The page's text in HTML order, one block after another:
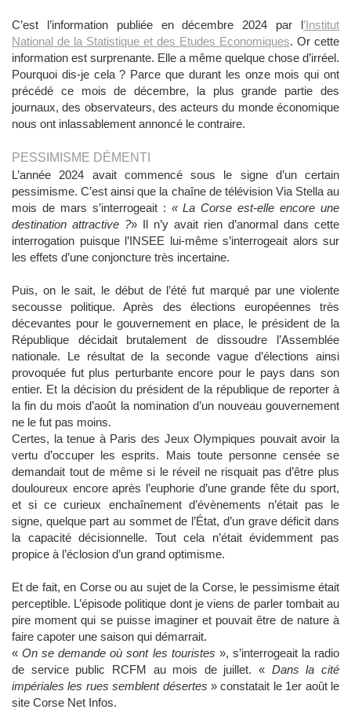
C’est l’information publiée en décembre 2024 par l’Institut
National de la Statistique et des Etudes Economiques. Or cette
information est surprenante. Elle a même quelque chose d’irréel.
Pourquoi dis-je cela ? Parce que durant les onze mois qui ont
précédé ce mois de décembre, la plus grande partie des
journaux, des observateurs, des acteurs du monde économique
nous ont inlassablement annoncé le contraire.
PESSIMISME DÉMENTI
L’année 2024 avait commencé sous le signe d’un certain
pessimisme. C’est ainsi que la chaîne de télévision Via Stella au
mois de mars s’interrogeait : « La Corse est-elle encore une
destination attractive ?» Il n’y avait rien d’anormal dans cette
interrogation puisque l’INSEE lui-même s’interrogeait alors sur
les effets d’une conjoncture très incertaine.
Puis, on le sait, le début de l’été fut marqué par une violente
secousse politique. Après des élections européennes très
décevantes pour le gouvernement en place, le président de la
République décidait brutalement de dissoudre l’Assemblée
nationale. Le résultat de la seconde vague d’élections ainsi
provoquée fut plus perturbante encore pour le pays dans son
entier. Et la décision du président de la république de reporter à
la fin du mois d’août la nomination d’un nouveau gouvernement
ne le fut pas moins.
Certes, la tenue à Paris des Jeux Olympiques pouvait avoir la
vertu d’occuper les esprits. Mais toute personne censée se
demandait tout de même si le réveil ne risquait pas d’être plus
douloureux encore après l’euphorie d’une grande fête du sport,
et si ce curieux enchaînement d’évènements n’était pas le
signe, quelque part au sommet de l’État, d’un grave déficit dans
la capacité décisionnelle. Tout cela n’était évidemment pas
propice à l’éclosion d’un grand optimisme.
Et de fait, en Corse ou au sujet de la Corse, le pessimisme était
perceptible. L’épisode politique dont je viens de parler tombait au
pire moment qui se puisse imaginer et pouvait être de nature à
faire capoter une saison qui démarrait.
«On se demande où sont les touristes », s’interrogeait la radio
de service public RCFM au mois de juillet. « Dans la cité
impériales les rues semblent désertes » constatait le 1er août le
site Corse Net Infos.